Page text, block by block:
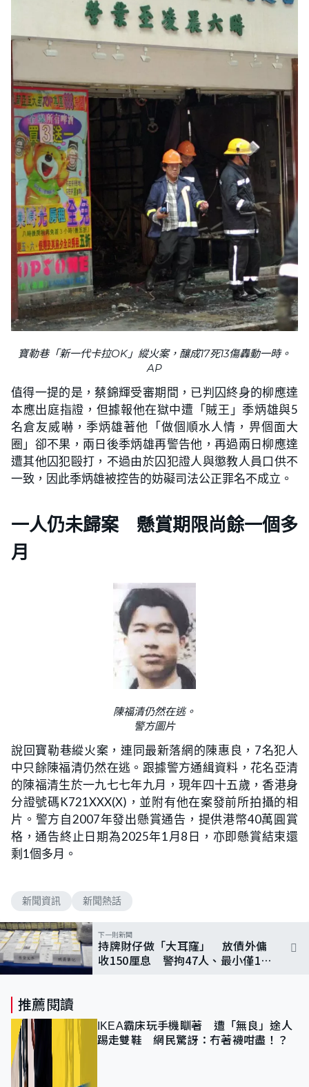
寶勒巷「新一代卡拉OK」縱火案，釀成17死13傷轟動一時。
AP
值得一提的是，蔡錦輝受審期間，已判囚終身的柳應達
本應出庭指證，但據報他在獄中遭「賊王」季炳雄與5
名倉友威嚇，季炳雄著他「做個順水人情，畀個面大
圈」卻不果，兩日後季炳雄再警告他，再過兩日柳應達
遭其他囚犯毆打，不過由於囚犯證人與懲教人員口供不
一致，因此季炳雄被控告的妨礙司法公正罪名不成立。
一人仍未歸案 懸賞期限尚餘一個多
月
陳福清仍然在逃。
警方圖片
說回寶勒巷縱火案，連同最新落網的陳惠良，7名犯人
中只餘陳福清仍然在逃。跟據警方通緝資料，花名亞清
的陳福清生於一九七七年九月，現年四十五歲，香港身
分證號碼K721XXX(X)，並附有他在案發前所拍攝的相
片。警方自2007年發出懸賞通告，提供港幣40萬圓賞
格，通告終止日期為2025年1月8日，亦即懸賞結束還
剩1個多月。
新聞資訊 新聞熱話
下一則新聞
持牌財仔做「大耳窿」 放債外傭
收150厘息 警拘47人、最小僅13
推薦閱讀
IKEA霸床玩手機瞓著 遭「無良」途人
踢走雙鞋 網民驚訝：冇著襪咁盡！？